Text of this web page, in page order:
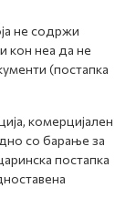
не содржи
кон неа да не
(постапка
комерцијален
со барање за
постапка